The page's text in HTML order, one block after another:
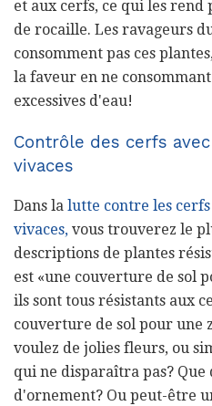
et aux cerfs, ce qui les
de rocaille. Les ravageurs
consomment pas ces
la faveur en ne
excessives d'eau!
Contrôle des cerfs
vivaces
Dans la lutte contre les
vivaces, vous trouverez le
descriptions de plantes
est «une couverture de sol
ils sont tous résistants aux
couverture de sol pour une
voulez de jolies fleurs, ou
qui ne disparaîtra pas?
d'ornement? Ou peut-être